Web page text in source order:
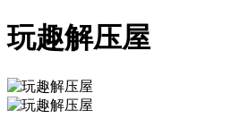
玩趣解压屋